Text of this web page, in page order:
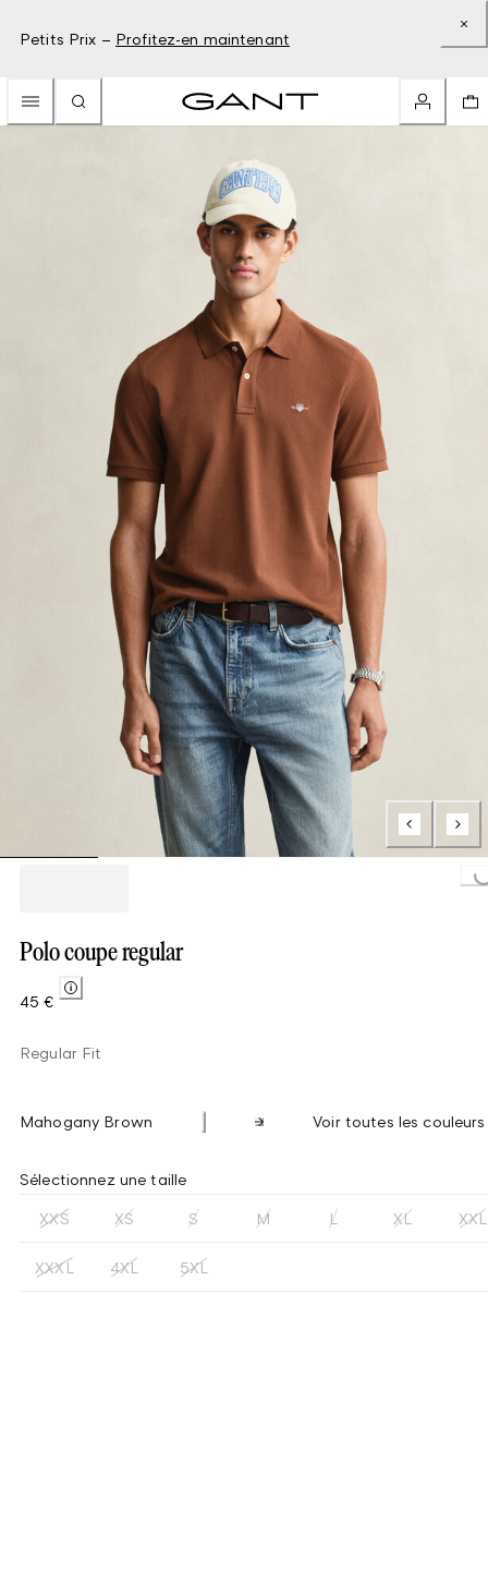
Petits Prix – Profitez-en maintenant
Loading...
Polo coupe regular
45 €
Regular Fit
Mahogany Brown Voir toutes les couleurs
Sélectionnez une taille
XXS XS S M L XL XXL
XXXL 4XL 5XL